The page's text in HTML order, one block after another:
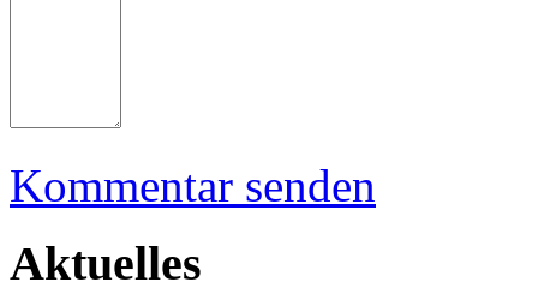
Kommentar senden
Aktuelles